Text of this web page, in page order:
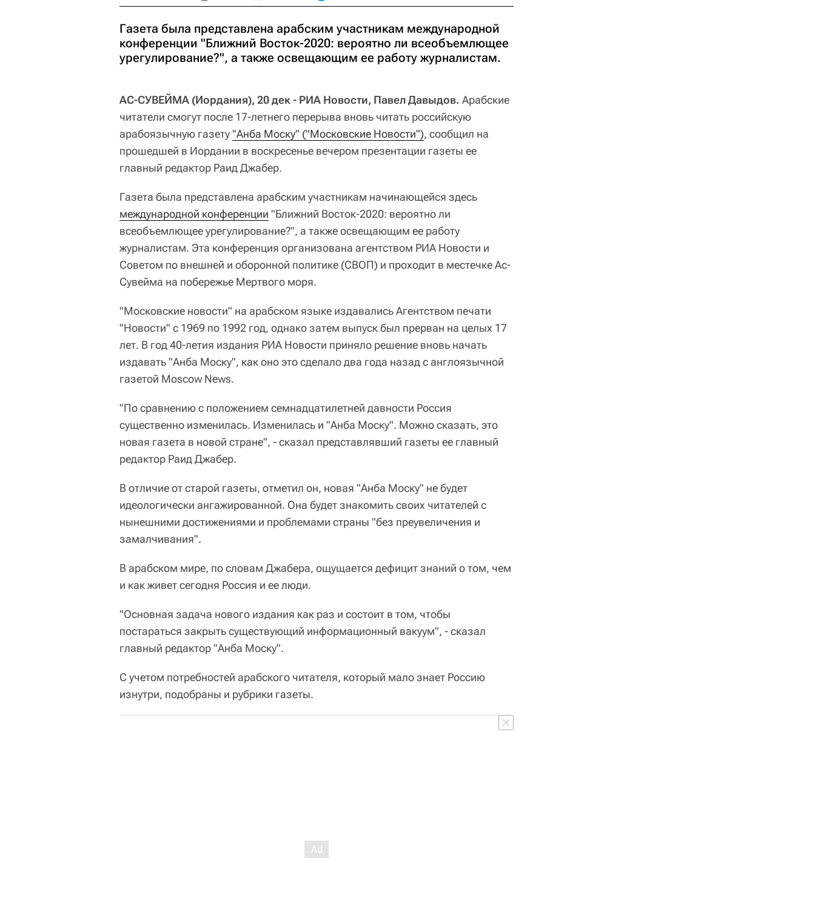
Газета была представлена арабским участникам международной
конференции "Ближний Восток-2020: вероятно ли всеобъемлющее
урегулирование?", а также освещающим ее работу журналистам.
АС-СУВЕЙМА (Иордания), 20 дек - РИА Новости, Павел Давыдов. Арабские
читатели смогут после 17-летнего перерыва вновь читать российскую
арабоязычную газету"Анба Моску" ("Московские Новости"), сообщил на
прошедшей в Иордании в воскресенье вечером презентации газеты ее
главный редактор Раид Джабер.
Газета была представлена арабским участникам начинающейся здесь
международной конференции "Ближний Восток-2020: вероятно ли
всеобъемлющее урегулирование?", а также освещающим ее работу
журналистам. Эта конференция организована агентством РИА Новости и
Советом по внешней и оборонной политике (СВОП) и проходит в местечке Ас-
Сувейма на побережье Мертвого моря.
"Московские новости" на арабском языке издавались Агентством печати
"Новости" с 1969 по 1992 год, однако затем выпуск был прерван на целых 17
лет. В год 40-летия издания РИА Новости приняло решение вновь начать
издавать "Анба Моску", как оно это сделало два года назад с англоязычной
газетой Moscow News.
"По сравнению с положением семнадцатилетней давности Россия
существенно изменилась. Изменилась и "Анба Моску". Можно сказать, это
новая газета в новой стране", - сказал представлявший газеты ее главный
редактор Раид Джабер.
В отличие от старой газеты, отметил он, новая "Анба Моску" не будет
идеологически ангажированной. Она будет знакомить своих читателей с
нынешними достижениями и проблемами страны "без преувеличения и
замалчивания".
В арабском мире, по словам Джабера, ощущается дефицит знаний о том, чем
и как живет сегодня Россия и ее люди.
"Основная задача нового издания как раз и состоит в том, чтобы
постараться закрыть существующий информационный вакуум", - сказал
главный редактор "Анба Моску".
С учетом потребностей арабского читателя, который мало знает Россию
изнутри, подобраны и рубрики газеты.